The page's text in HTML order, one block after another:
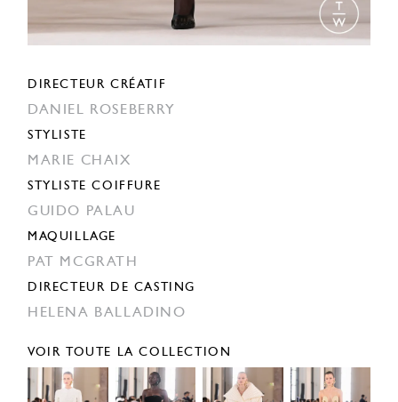
DIRECTEUR CRÉATIF
DANIEL ROSEBERRY
STYLISTE
MARIE CHAIX
STYLISTE COIFFURE
GUIDO PALAU
MAQUILLAGE
PAT MCGRATH
DIRECTEUR DE CASTING
HELENA BALLADINO
VOIR TOUTE LA COLLECTION